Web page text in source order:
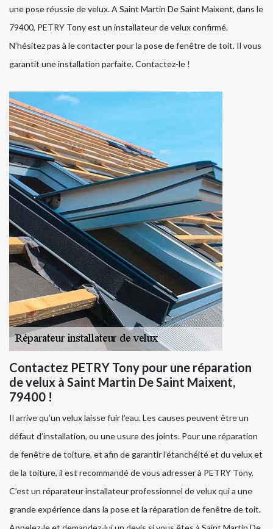
une pose réussie de velux. A Saint Martin De Saint Maixent, dans le
79400, PETRY Tony est un installateur de velux confirmé.
N’hésitez pas à le contacter pour la pose de fenêtre de toit. Il vous
garantit une installation parfaite. Contactez-le !
Contactez PETRY Tony pour une réparation
de velux à Saint Martin De Saint Maixent,
79400 !
Il arrive qu’un velux laisse fuir l’eau. Les causes peuvent être un
défaut d’installation, ou une usure des joints. Pour une réparation
de fenêtre de toiture, et afin de garantir l’étanchéité et du velux et
de la toiture, il est recommandé de vous adresser à PETRY Tony.
C’est un réparateur installateur professionnel de velux qui a une
grande expérience dans la pose et la réparation de fenêtre de toit.